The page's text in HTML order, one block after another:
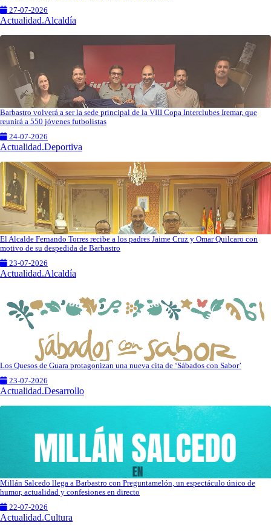
27-07-2026
Actualidad.Alcaldía
Barbastro volverá a ser la sede principal de la VIII Copa Interclubes Iremar, que
reunirá a 550 jóvenes futbolistas
24-07-2026
Actualidad.Deportiva
El Alcalde Fernando Torres recibe a los padres Jaime Cruz y Omar Quilcaro con
motivo de su despedida de Barbastro
23-07-2026
Actualidad.Alcaldía
Los Quesos de Guara protagonizan una nueva cita de ‘Sábados con Sabor’
23-07-2026
Actualidad.Desarrollo
Millán Salcedo llega a Barbastro con Preguntamelón, un espectáculo único de
humor, actualidad y confesiones en directo
22-07-2026
Actualidad.Cultura